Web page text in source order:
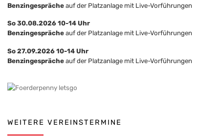
Benzingesprächeauf der Platzanlage mit Live-Vorführungen
So 30.08.2026 10-14 Uhr
Benzingesprächeauf der Platzanlage mit Live-Vorführungen
So 27.09.2026 10-14 Uhr
Benzingesprächeauf der Platzanlage mit Live-Vorführungen
WEITERE VEREINSTERMINE